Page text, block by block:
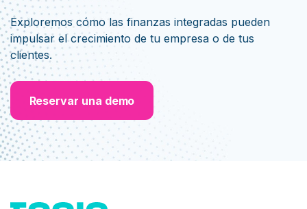
Exploremos cómo las finanzas integradas pueden
impulsar el crecimiento de tu empresa o de tus
clientes.
Reservar una demo